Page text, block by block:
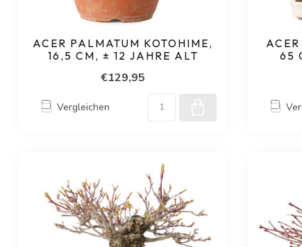
ACER PALMATUM KOTOHIME,
16,5 CM, ± 12 JAHRE ALT
€129,95
Vergleichen
65